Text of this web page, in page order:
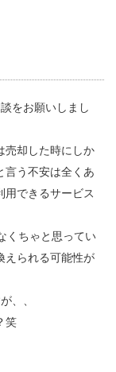
をお願いしまし
売却した時にしか
言う不安は全くあ
用できるサービス
くちゃと思ってい
えられる可能性が
、、
笑